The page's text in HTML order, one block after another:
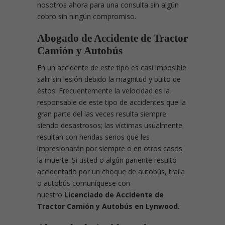
nosotros ahora para una consulta sin algún
cobro sin ningún compromiso.
Abogado de Accidente de Tractor
Camión y Autobús
En un accidente de este tipo es casi imposible
salir sin lesión debido la magnitud y bulto de
éstos. Frecuentemente la velocidad es la
responsable de este tipo de accidentes que la
gran parte del las veces resulta siempre
siendo desastrosos; las víctimas usualmente
resultan con heridas serios que les
impresionarán por siempre o en otros casos
la muerte. Si usted o algún pariente resultó
accidentado por un choque de autobús, traila
o autobús comuníquese con
nuestro Licenciado de Accidente de
Tractor Camión y Autobús en Lynwood.